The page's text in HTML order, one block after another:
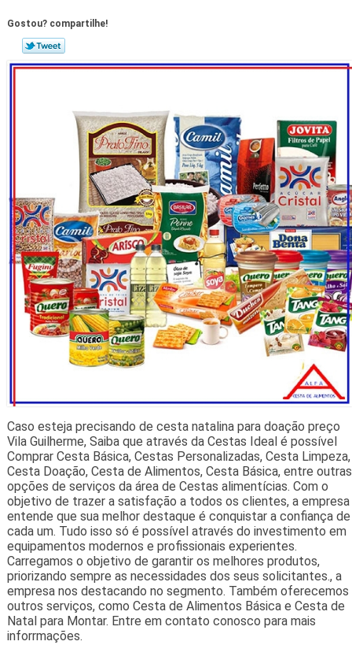
Gostou? compartilhe!
Caso esteja precisando de cesta natalina para doação preço
Vila Guilherme, Saiba que através da Cestas Ideal é possível
Comprar Cesta Básica, Cestas Personalizadas, Cesta Limpeza,
Cesta Doação, Cesta de Alimentos, Cesta Básica, entre outras
opções de serviços da área de Cestas alimentícias. Com o
objetivo de trazer a satisfação a todos os clientes, a empresa
entende que sua melhor destaque é conquistar a confiança de
cada um. Tudo isso só é possível através do investimento em
equipamentos modernos e profissionais experientes.
Carregamos o objetivo de garantir os melhores produtos,
priorizando sempre as necessidades dos seus solicitantes., a
empresa nos destacando no segmento. Também oferecemos
outros serviços, como Cesta de Alimentos Básica e Cesta de
Natal para Montar. Entre em contato conosco para mais
inforrmações.